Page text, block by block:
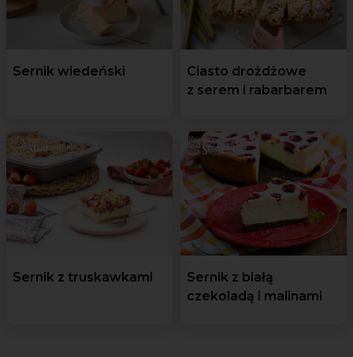
Sernik wiedeński
Ciasto drożdżowe
z serem i rabarbarem
Sernik z truskawkami
Sernik z białą
czekoladą i malinami